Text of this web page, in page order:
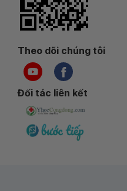
Theo dõi chúng tôi
Đối tác liên kết